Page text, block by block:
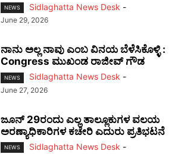
NEWS Sidlaghatta News Desk -
June 29, 2026
ನಾನು ಅಲ್ಲ ನಾವು ಎಂಬ ವಿನಯ ಬೆಳೆಸಿಕೊಳ್ಳಿ :
Congress ಮುಖಂಡ ರಾಜೀವ್ ಗೌಡ
NEWS Sidlaghatta News Desk -
June 27, 2026
ಜೂನ್ 29ರಂದು ಎಲ್ಲ ತಾಲ್ಲೂಕುಗಳ ವಲಯ
ಅರಣ್ಯಾಧಿಕಾರಿಗಳ ಕಚೇರಿ ಎದುರು ಪ್ರತಿಭಟನೆ
NEWS Sidlaghatta News Desk -